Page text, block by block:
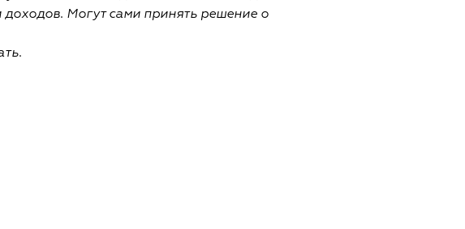
Могут сами принять решение о